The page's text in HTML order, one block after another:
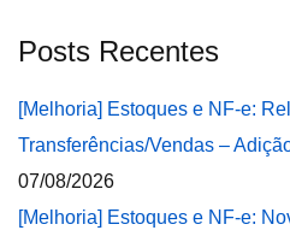
Posts Recentes
[Melhoria] Estoques e NF-e:
Transferências/Vendas –
07/08/2026
[Melhoria] Estoques e NF-e: